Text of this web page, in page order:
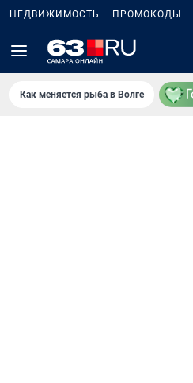
НЕДВИЖИМОСТЬ ПРОМОКОДЫ
Как меняется рыба в Волге